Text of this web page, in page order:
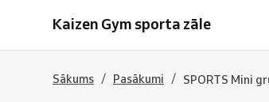
Kaizen Gym sporta zāle
Sākums / Pasākumi / SPORTS Mini